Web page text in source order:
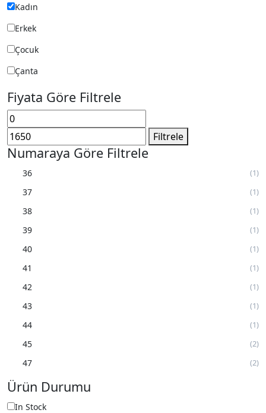
Kadın
Erkek
Çocuk
Çanta
Fiyata Göre Filtrele
En
düşük
fiyat
yüksek
fiyat
Filtrele
Numaraya Göre Filtrele
36 (1)
37 (1)
38 (1)
39 (1)
40 (1)
41 (1)
42 (1)
43 (1)
44 (1)
45 (2)
47 (2)
Ürün Durumu
In Stock